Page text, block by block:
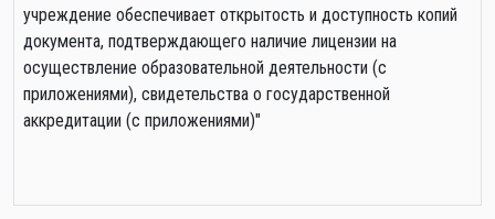
учреждение обеспечивает открытость и доступность копий
документа, подтверждающего наличие лицензии на
осуществление образовательной деятельности (с
приложениями), свидетельства о государственной
аккредитации (с приложениями)"